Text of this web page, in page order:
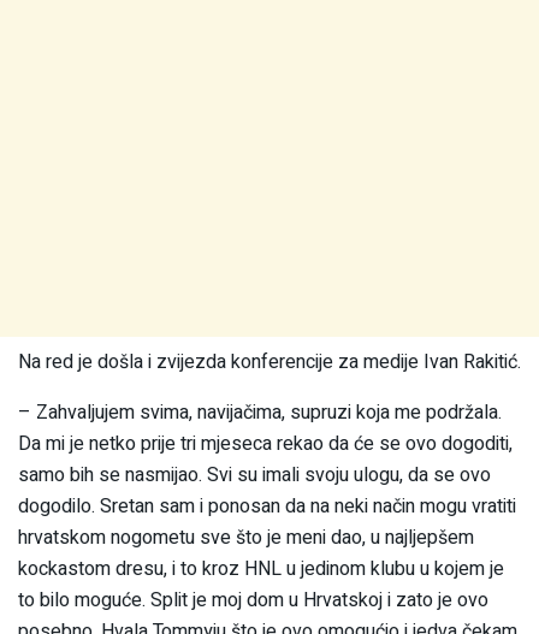
Na red je došla i zvijezda konferencije za medije Ivan Rakitić.
– Zahvaljujem svima, navijačima, supruzi koja me podržala.
Da mi je netko prije tri mjeseca rekao da će se ovo dogoditi,
samo bih se nasmijao. Svi su imali svoju ulogu, da se ovo
dogodilo. Sretan sam i ponosan da na neki način mogu vratiti
hrvatskom nogometu sve što je meni dao, u najljepšem
kockastom dresu, i to kroz HNL u jedinom klubu u kojem je
to bilo moguće. Split je moj dom u Hrvatskoj i zato je ovo